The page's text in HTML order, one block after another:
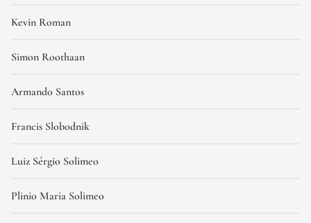
Kevin Roman
Simon Roothaan
Armando Santos
Francis Slobodnik
Luiz Sérgio Solimeo
Plinio Maria Solimeo